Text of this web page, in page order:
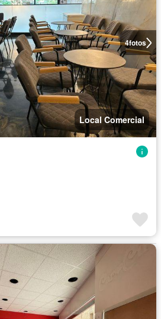
4fotos
Local Comercial